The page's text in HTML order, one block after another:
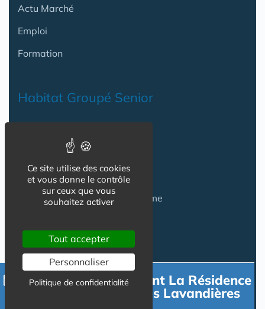
Actu Marché
Emploi
Formation
Habitat Groupé Senior
Papy Loft
Habitat Intelligent - Smart Home
Habitat intergénérationnel
Equipement Logement
Contacter directement La Résidence
DOMITYS Le Chant des Lavandières
Ce site utilise des cookies
et vous donne le contrôle
sur ceux que vous
souhaitez activer
Tout accepter
Personnaliser
Politique de confidentialité